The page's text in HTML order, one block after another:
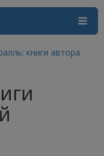
книги автора